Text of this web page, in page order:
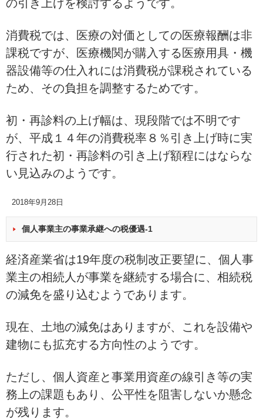
の引き上げを検討するようです。
消費税では、医療の対価としての医療報酬は非
課税ですが、医療機関が購入する医療用具・機
器設備等の仕入れには消費税が課税されている
ため、その負担を調整するためです。
初・再診料の上げ幅は、現段階では不明です
が、平成１４年の消費税率８％引き上げ時に実
行された初・再診料の引き上げ額程にはならな
い見込みのようです。
2018年9月28日
個人事業主の事業承継への税優遇-1
経済産業省は19年度の税制改正要望に、個人事
業主の相続人が事業を継続する場合に、相続税
の減免を盛り込むようであります。
現在、土地の減免はありますが、これを設備や
建物にも拡充する方向性のようです。
ただし、個人資産と事業用資産の線引き等の実
務上の課題もあり、公平性を阻害しないか懸念
が残ります。